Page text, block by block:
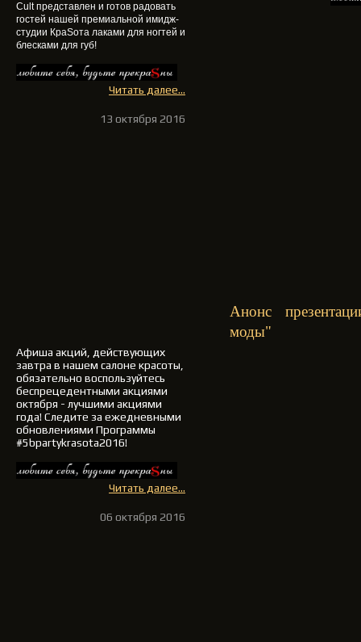
Cult представлен и готов радовать
гостей нашей премиальной имидж-
студии КраSота лаками для ногтей и
блесками для губ!
Читать далее...
13 октября 2016
Афиша акций, действующих
завтра в нашем салоне красоты,
обязательно воспользуйтесь
беспрецедентными акциями
октября - лучшими акциями
года! Следите за ежедневными
обновлениями Программы
#5bpartykrasota2016!
Читать далее...
06 октября 2016
Анонс
моды"